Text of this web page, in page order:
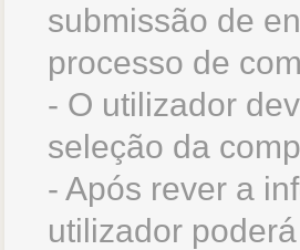
submissão de
processo de
- O utilizador
seleção da
- Após rever a
utilizador